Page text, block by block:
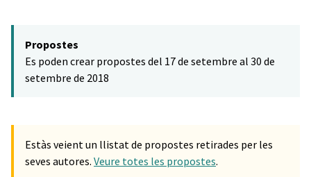
−
Propostes
Es poden crear propostes del 17 de setembre al 30 de
setembre de 2018
Estàs veient un llistat de propostes retirades per les
seves autores. Veure totes les propostes.